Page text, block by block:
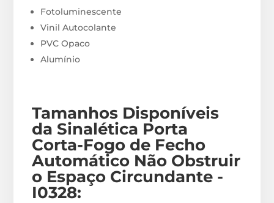
Fotoluminescente
Vinil Autocolante
PVC Opaco
Alumínio
Tamanhos Disponíveis
da Sinalética Porta
Corta-Fogo de Fecho
Automático Não Obstruir
o Espaço Circundante -
I0328: